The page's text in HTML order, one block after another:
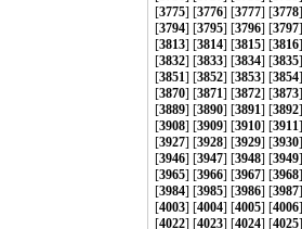
[3775] [3776] [3777] [3778
[3794] [3795] [3796] [3797
[3813] [3814] [3815] [3816
[3832] [3833] [3834] [3835
[3851] [3852] [3853] [3854
[3870] [3871] [3872] [3873
[3889] [3890] [3891] [3892
[3908] [3909] [3910] [3911
[3927] [3928] [3929] [3930
[3946] [3947] [3948] [3949
[3965] [3966] [3967] [3968
[3984] [3985] [3986] [3987
[4003] [4004] [4005] [4006
[4022] [4023] [4024] [4025